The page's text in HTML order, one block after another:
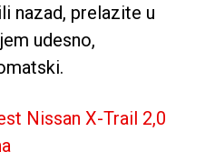
nazad, prelazite u
udesno,